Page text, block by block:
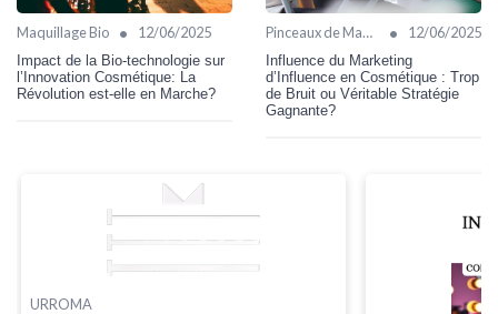
Maquillage Bio • 12/06/2025
Impact de la Bio-technologie sur
l’Innovation Cosmétique: La
Révolution est-elle en Marche?
Pinceaux de Maquillage • 12/06/2025
Influence du Marketing
d’Influence en Cosmétique : Trop
de Bruit ou Véritable Stratégie
Gagnante?
URROMA